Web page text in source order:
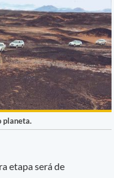
planeta.
etapa será de